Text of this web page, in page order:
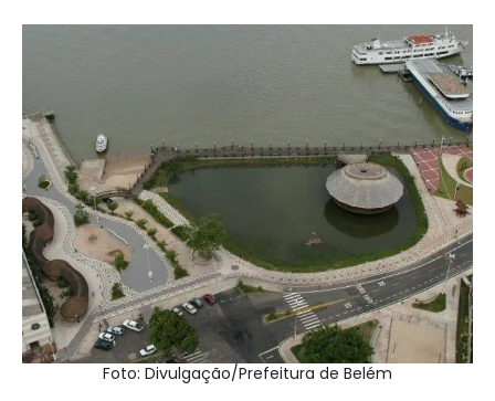
Foto: Divulgação/Prefeitura de Belém